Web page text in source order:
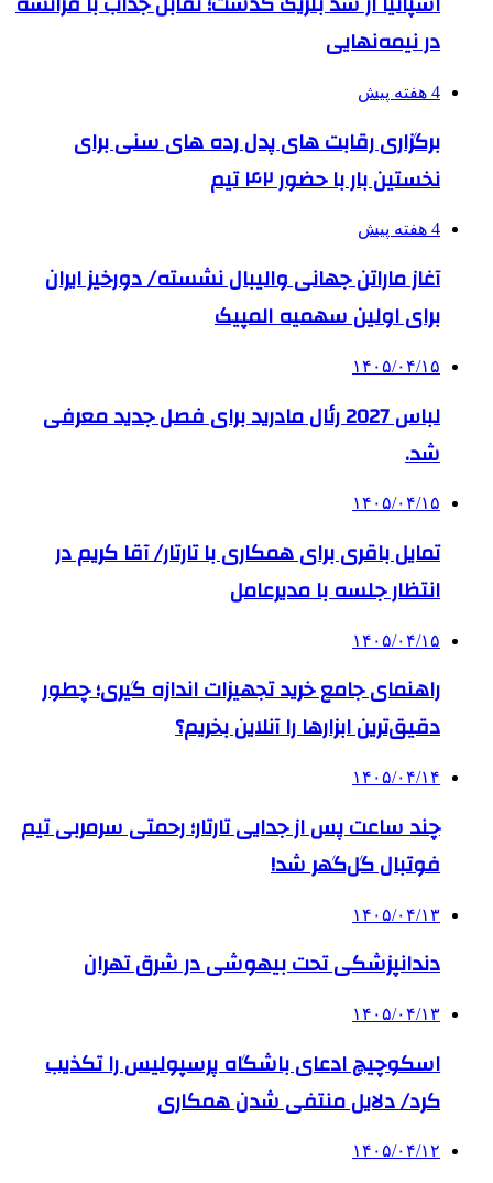
در نیمه‌نهایی
4 هفته پیش
برگزاری رقابت های پدل رده های سنی برای
نخستین بار با حضور ۴۲ تیم
4 هفته پیش
آغاز ماراتن جهانی والیبال نشسته/ دورخیز ایران
برای اولین سهمیه المپیک
۱۴۰۵/۰۴/۱۵
لباس 2027 رئال مادرید برای فصل جدید معرفی
شد.
۱۴۰۵/۰۴/۱۵
تمایل باقری برای همکاری با تارتار/ آقا کریم در
انتظار جلسه با مدیرعامل
۱۴۰۵/۰۴/۱۵
راهنمای جامع خرید تجهیزات اندازه گیری؛ چطور
دقیق‌ترین ابزارها را آنلاین بخریم؟
۱۴۰۵/۰۴/۱۴
چند ساعت پس از جدایی تارتار؛ رحمتی سرمربی تیم
فوتبال گل‌گهر شد!
۱۴۰۵/۰۴/۱۳
دندانپزشکی تحت بیهوشی در شرق تهران
۱۴۰۵/۰۴/۱۳
اسکوچیچ ادعای باشگاه پرسپولیس را تکذیب
کرد/ دلایل منتفی شدن همکاری
۱۴۰۵/۰۴/۱۲